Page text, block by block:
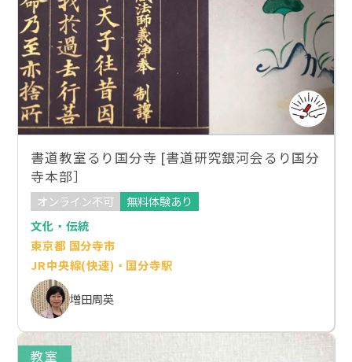
書道教室るり国分寺 [書道研究銀河会るり国分
寺本部］
オンライン不可
無料体験あり
文化・伝統
東京都 国分寺市
JR中央線(快速)・国分寺駅
増田周英
教室